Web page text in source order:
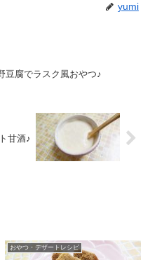
yumi
豆腐でラスク風おやつ♪
甘酒♪
おやつ・デザートレシピ